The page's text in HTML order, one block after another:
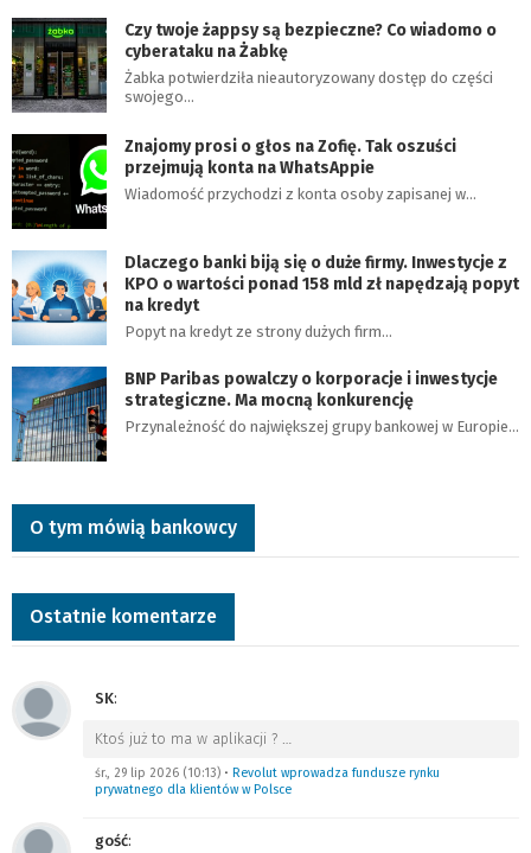
Czy twoje żappsy są bezpieczne? Co wiadomo o
cyberataku na Żabkę
Żabka potwierdziła nieautoryzowany dostęp do części
swojego…
Znajomy prosi o głos na Zofię. Tak oszuści
przejmują konta na WhatsAppie
Wiadomość przychodzi z konta osoby zapisanej w…
Dlaczego banki biją się o duże firmy. Inwestycje z
KPO o wartości ponad 158 mld zł napędzają popyt
na kredyt
Popyt na kredyt ze strony dużych firm…
BNP Paribas powalczy o korporacje i inwestycje
strategiczne. Ma mocną konkurencję
Przynależność do największej grupy bankowej w Europie…
O tym mówią bankowcy
Ostatnie komentarze
SK:
Ktoś już to ma w aplikacji ? …
śr., 29 lip 2026 (10:13) • Revolut wprowadza fundusze rynku
prywatnego dla klientów w Polsce
gość: